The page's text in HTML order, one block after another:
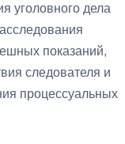
уголовного дела
показаний,
следователя и
процессуальных